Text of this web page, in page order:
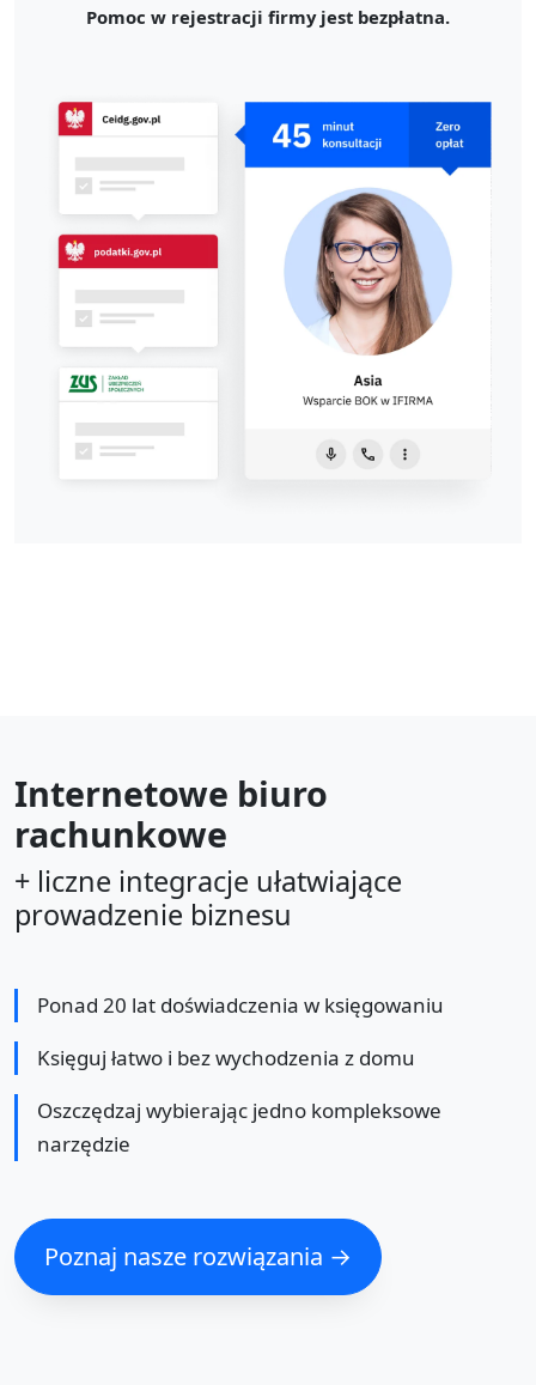
Pomoc w rejestracji firmy jest bezpłatna.
Internetowe biuro
rachunkowe
+ liczne integracje ułatwiające
prowadzenie biznesu
Ponad 20 lat doświadczenia w księgowaniu
Księguj łatwo i bez wychodzenia z domu
Oszczędzaj wybierając jedno kompleksowe
narzędzie
Poznaj nasze rozwiązania →